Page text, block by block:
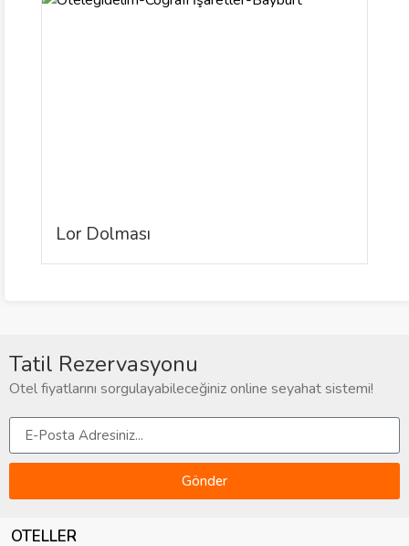
Lor Dolması
Tatil Rezervasyonu
Otel fiyatlarını sorgulayabileceğiniz online seyahat sistemi!
Gönder
OTELLER